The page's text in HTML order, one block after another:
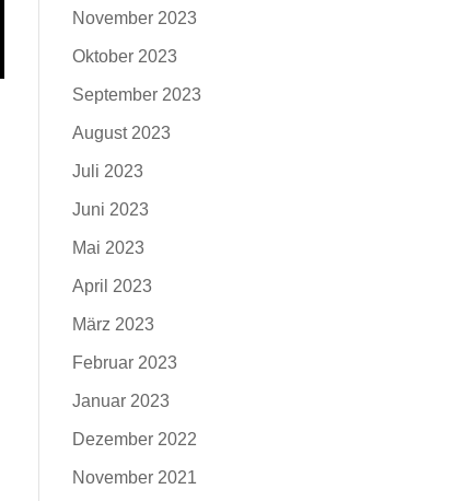
November 2023
Oktober 2023
September 2023
August 2023
Juli 2023
Juni 2023
Mai 2023
April 2023
März 2023
Februar 2023
Januar 2023
Dezember 2022
November 2021